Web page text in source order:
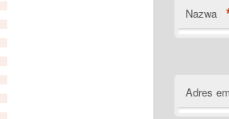
Nazwa
Adres